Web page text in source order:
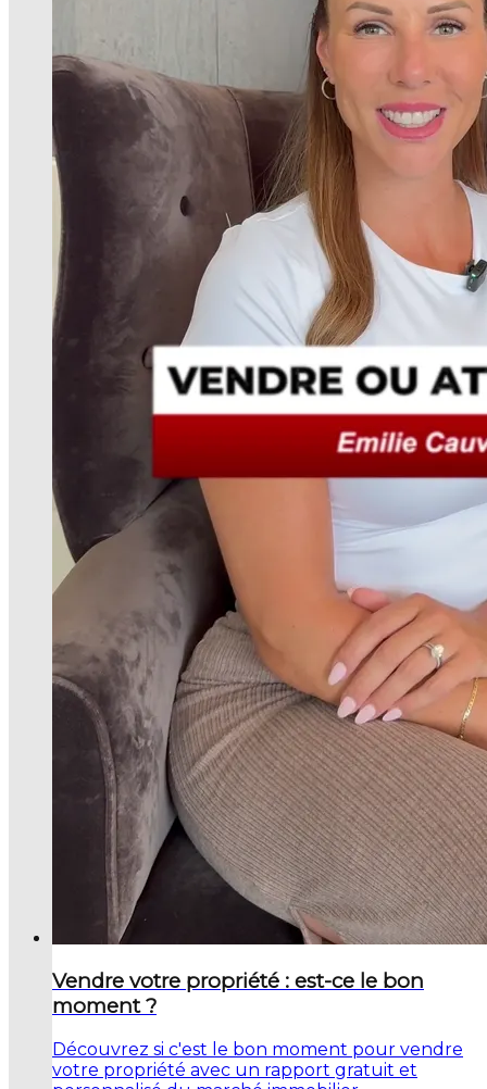
Vendre votre propriété : est-ce le bon
moment ?
Découvrez si c'est le bon moment pour vendre
votre propriété avec un rapport gratuit et